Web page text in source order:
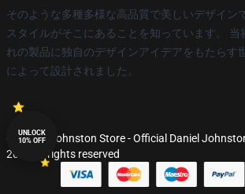
そのような多種多様な高品質で美しいデザイン
スタイルがそこにあることを知っています。
れの製品に独自のデザインアイデアをもたらす
によって設計されました。
© Daniel Johnston Store - Official Daniel
2026 all rights reserved
UNLOCK
10% OFF